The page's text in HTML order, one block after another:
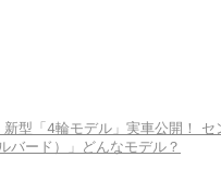
型「4輪モデル」実車公開！
バード）」どんなモデル？